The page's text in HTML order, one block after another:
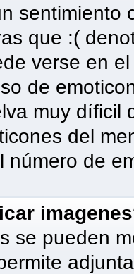
sentimiento
que :(
verse en
de
muy díficil
del
número de
se pueden